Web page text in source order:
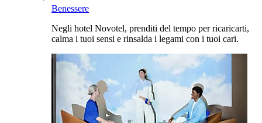
Benessere
Negli hotel Novotel, prenditi del tempo per ricaricarti,
calma i tuoi sensi e rinsalda i legami con i tuoi cari.